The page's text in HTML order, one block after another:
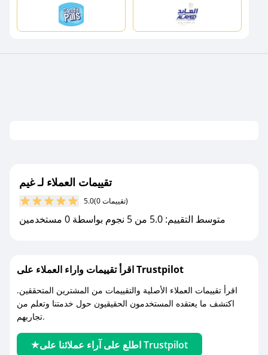
تقييمات العملاء لـ غيم
5.0 (0 تقييمات)
متوسط التقييم: 5.0 من 5 نجوم بواسطة 0 مستخدمين
اقرأ تقييمات واراء العملاء على Trustpilot
اقرأ تقييمات العملاء الأصلية والتقييمات من المشترين المتحققين.
اكتشف ما يعتقده المستخدمون الحقيقيون حول خدمتنا وتعلم من
تجاربهم.
اطلع على آراء عملائنا على Trustpilot